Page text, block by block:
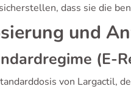
dass sie die
und
(E-
von Largactil,